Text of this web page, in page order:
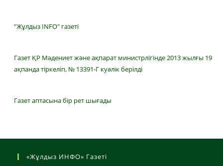
"Жұлдыз INFO" газеті
Газет ҚР Мәдениет және ақпарат министрлігінде 2013 жылғы 19
ақпанда тіркеліп, № 13391-Г куәлік берілді
Газет аптасына бір рет шығады
«Жұлдыз ИНФО» Газеті